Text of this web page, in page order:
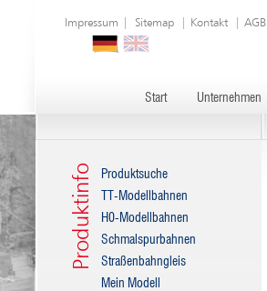
Impressum Sitemap Kontakt AGB
Start Unternehmen
Produktinfo
Produktsuche
TT-Modellbahnen
H0-Modellbahnen
Schmalspurbahnen
Straßenbahngleis
Mein Modell